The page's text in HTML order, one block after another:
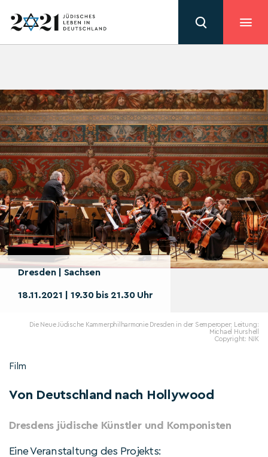
Dresden | Sachsen
18.11.2021 | 19.30 bis 21.30 Uhr
Die Neue Jüdische Kammerphilharmonie Dresden in der Semperoper; Leitung:
Michael Hurshell
Copyright: NJK
Film
Von Deutschland nach Hollywood
Dresdens jüdische Künstler und Komponisten
Eine Veranstaltung des Projekts: